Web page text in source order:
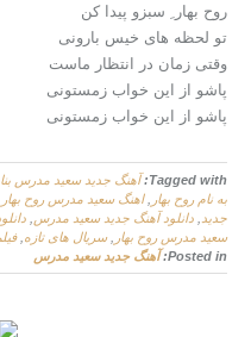
روح بهار ِ سبزو پیدا کن
تو لحظه های خیس بارونی
وقتی زمان در انتظار ماست
پاشو از این خواب زمستونی
پاشو از این خواب زمستونی
Tagged with: آهنگ جدید سعید مدرس
به نام روح بهار
,اهنگ سعید مدرس روح بهار mp3
جدید
دانلود آهنگ جدید سعید مدرس
سعید مدرس روح بهار
,سریال های تازه ,
Posted in: آهنگ جدید سعید مدرس